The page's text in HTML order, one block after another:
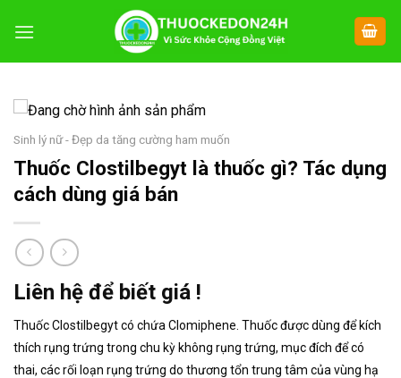
đến
Sinh lý nữ - Đẹp da tăng cường ham muốn
Thuốc Clostilbegyt là thuốc gì? Tác dụng
cách dùng giá bán
Liên hệ để biết giá !
Thuốc Clostilbegyt có chứa Clomiphene. Thuốc được dùng để kích
thích rụng trứng trong chu kỳ không rụng trứng, mục đích để có
thai, các rối loạn rụng trứng do thương tổn trung tâm của vùng hạ